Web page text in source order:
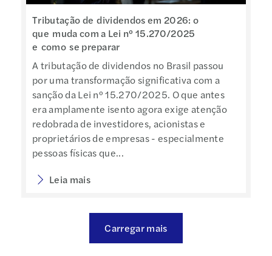
Tributação de dividendos em 2026: o
que muda com a Lei nº 15.270/2025
e como se preparar
A tributação de dividendos no Brasil passou
por uma transformação significativa com a
sanção da Lei nº 15.270/2025. O que antes
era amplamente isento agora exige atenção
redobrada de investidores, acionistas e
proprietários de empresas - especialmente
pessoas físicas que...
Leia mais
Carregar mais